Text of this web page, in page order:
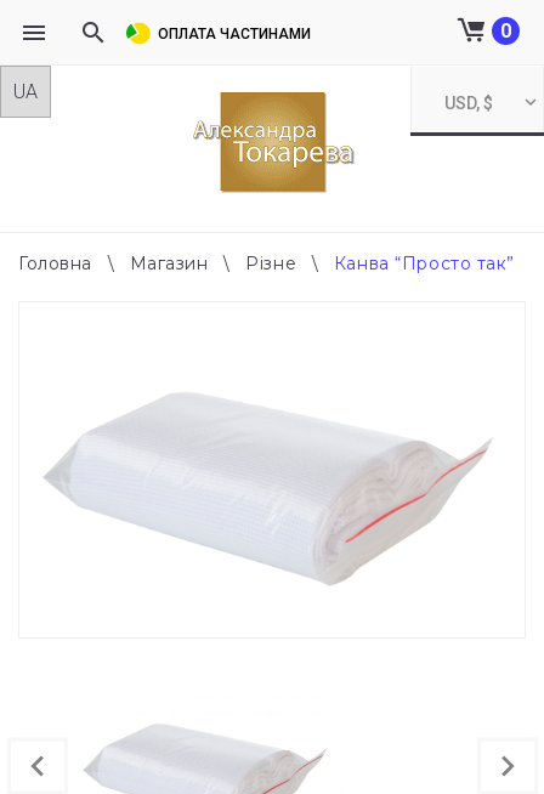
Skip
USD, $
0
ОПЛАТА ЧАСТИНАМИ
Головна \ Магазин \ Різне \ Канва “Просто так”